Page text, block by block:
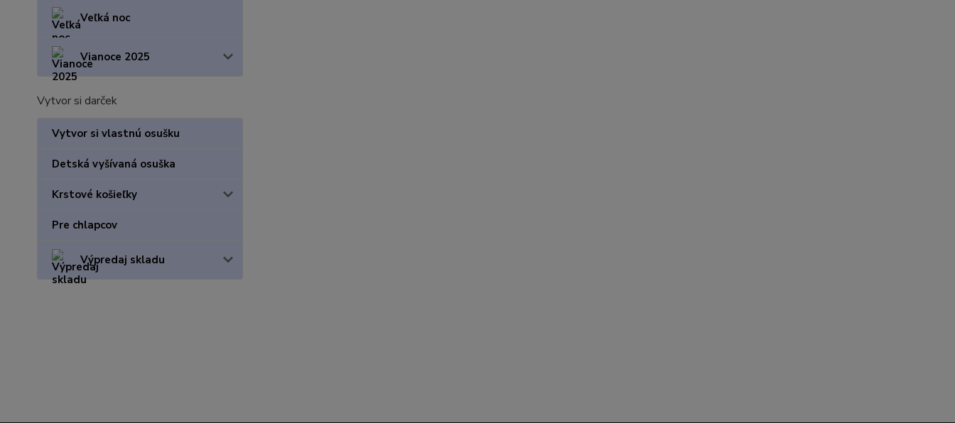
Veľká noc
Vianoce 2025
Vytvor si darček
Vytvor si vlastnú osušku
Detská vyšívaná osuška
Krstové košieľky
Pre chlapcov
Výpredaj skladu